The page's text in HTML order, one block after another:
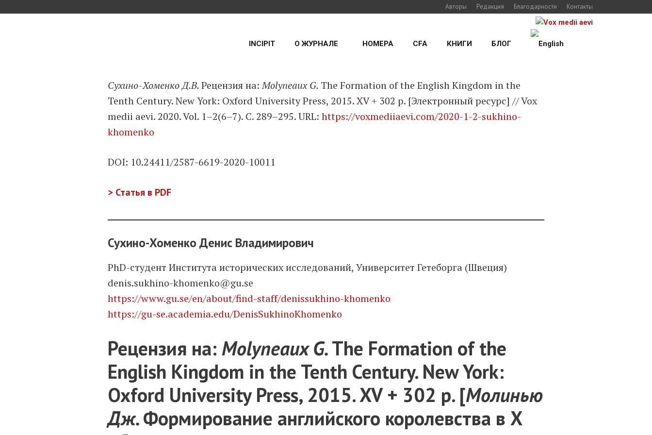
Авторы Редакция Благодарности Контакты
INCIPIT О ЖУРНАЛЕ НОМЕРА CFA КНИГИ БЛОГ
Сухино-Хоменко Д.В.Рецензия на:Molyneaux G. The Formation of the English Kingdom in the
Tenth Century. New York: Oxford University Press, 2015. XV + 302 p. [Электронный ресурс] // Vox
medii aevi. 2020. Vol. 1–2(6–7). С. 289–295. URL: https://voxmediiaevi.com/2020-1-2-sukhino-
khomenko
DOI: 10.24411/2587-6619-2020-10011
> Статья в PDF
Сухино-Хоменко Денис Владимирович
PhD-студент Института исторических исследований, Университет Гетеборга (Швеция)
denis.sukhino-khomenko@gu.se
https://www.gu.se/en/about/find-staff/denissukhino-khomenko
https://gu-se.academia.edu/DenisSukhinoKhomenko
Рецензия на: Molyneaux G.The Formation of the
English Kingdom in the Tenth Century. New York:
Oxford University Press, 2015. XV + 302 p. [Молинью
Дж.Формирование английского королевства в X